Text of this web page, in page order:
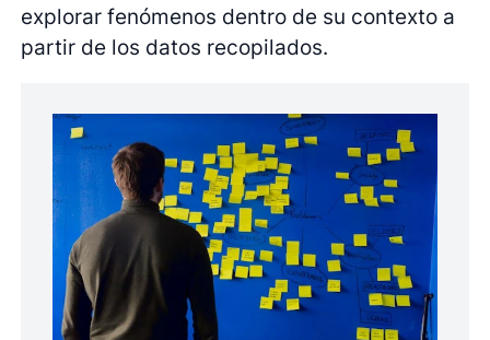
explorar fenómenos dentro de su contexto a
partir de los datos recopilados.